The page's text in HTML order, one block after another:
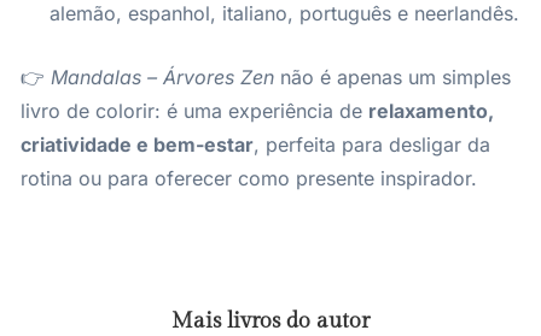
alemão, espanhol, italiano, português e neerlandês.
👉 Mandalas – Árvores Zen não é apenas um simples
livro de colorir: é uma experiência de relaxamento,
criatividade e bem-estar, perfeita para desligar da
rotina ou para oferecer como presente inspirador.
Mais livros do autor